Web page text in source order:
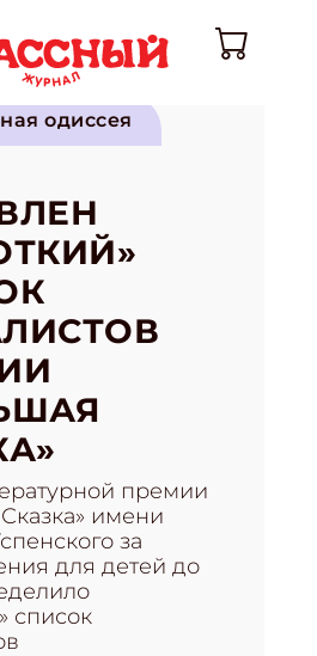
одиссея
премии
имени
за
для детей до
список